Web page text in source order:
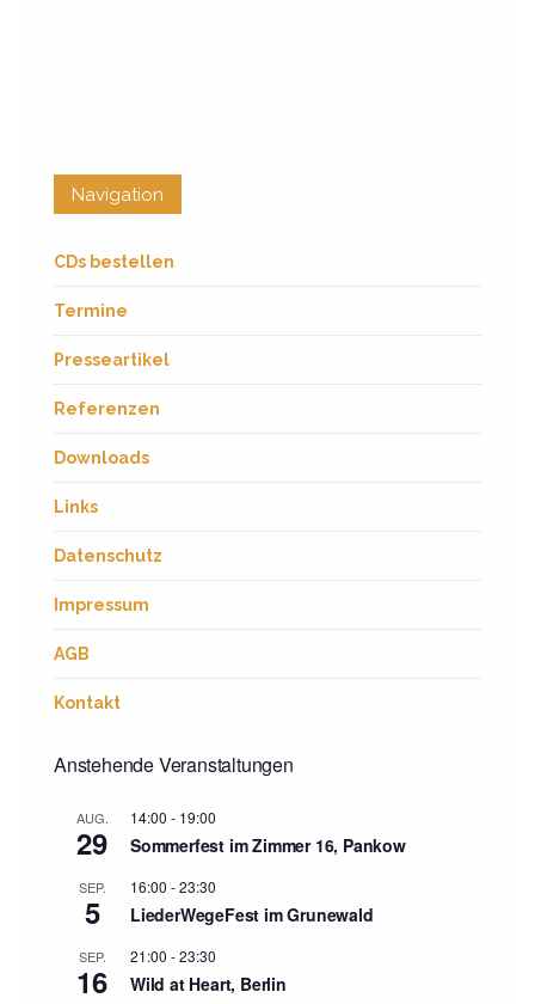
Navigation
CDs bestellen
Termine
Presseartikel
Referenzen
Downloads
Links
Datenschutz
Impressum
AGB
Kontakt
Anstehende Veranstaltungen
AUG.
29
14:00 - 19:00
Sommerfest im Zimmer 16, Pankow
SEP.
5
16:00 -23:30
LiederWegeFest im Grunewald
SEP.
16
21:00 -23:30
Wild at Heart, Berlin